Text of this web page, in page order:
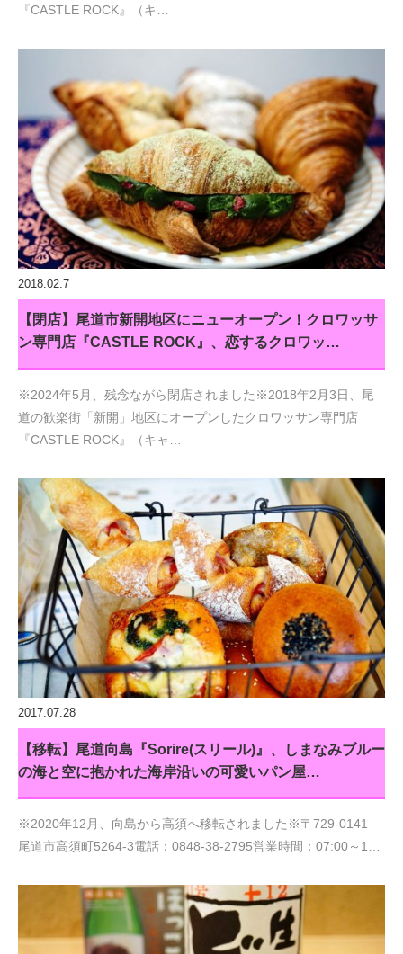
『CASTLE ROCK』（キ…
2018.02.7
【閉店】尾道市新開地区にニューオープン！クロワッサ
ン専門店『CASTLE ROCK』、恋するクロワッ…
※2024年5月、残念ながら閉店されました※2018年2月3日、尾
道の歓楽街「新開」地区にオープンしたクロワッサン専門店
『CASTLE ROCK』（キャ…
2017.07.28
【移転】尾道向島『Sorire(スリール)』、しまなみブルー
の海と空に抱かれた海岸沿いの可愛いパン屋…
※2020年12月、向島から高須へ移転されました※〒729-0141
尾道市高須町5264-3電話：0848-38-2795営業時間：07:00～1…